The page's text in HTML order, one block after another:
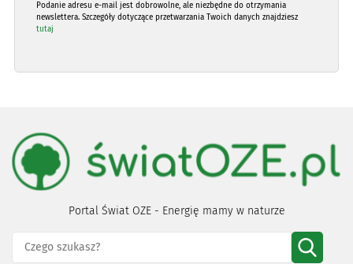
Podanie adresu e-mail jest dobrowolne, ale niezbędne do otrzymania
newslettera. Szczegóły dotyczące przetwarzania Twoich danych znajdziesz
tutaj
Portal Świat OZE - Energię mamy w naturze